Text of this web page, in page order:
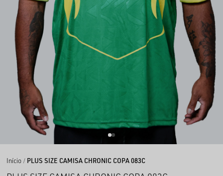
Início PLUS SIZE CAMISA CHRONIC COPA 083C